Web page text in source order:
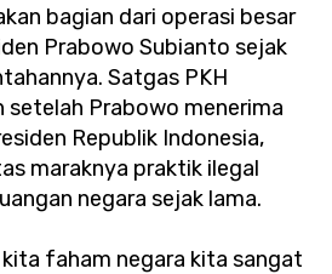
bagian dari operasi besar
Prabowo Subianto sejak
Satgas PKH
Prabowo menerima
Republik Indonesia,
maraknya praktik ilegal
negara sejak lama.
kita faham negara kita sangat